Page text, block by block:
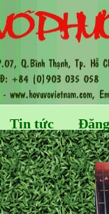
Tin tức